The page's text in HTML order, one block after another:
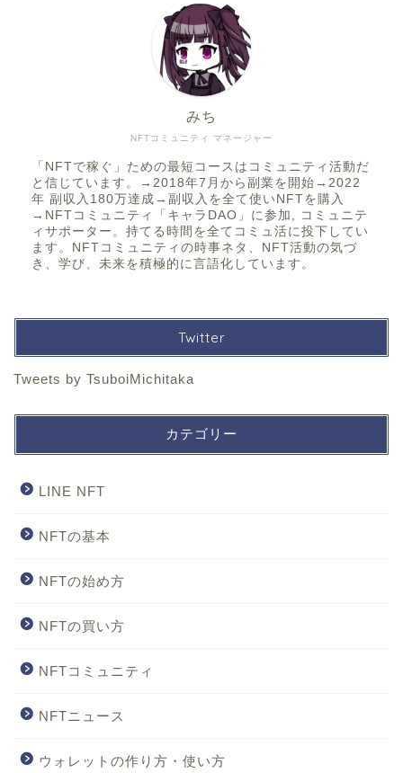
NFTコミュニティ マネージャー
みち
「NFTで稼ぐ」ための最短コースはコミュニティ活動だ
と信じています。→2018年7月から副業を開始→2022
年 副収入180万達成→副収入を全て使いNFTを購入
→NFTコミュニティ「キャラDAO」に参加, コミュニテ
ィサポーター。持てる時間を全てコミュ活に投下してい
ます。NFTコミュニティの時事ネタ、NFT活動の気づ
き、学び、未来を積極的に言語化しています。
Twitter
Tweets by TsuboiMichitaka
カテゴリー
LINE NFT
NFTの基本
NFTの始め方
NFTの買い方
NFTコミュニティ
NFTニュース
ウォレットの作り方・使い方